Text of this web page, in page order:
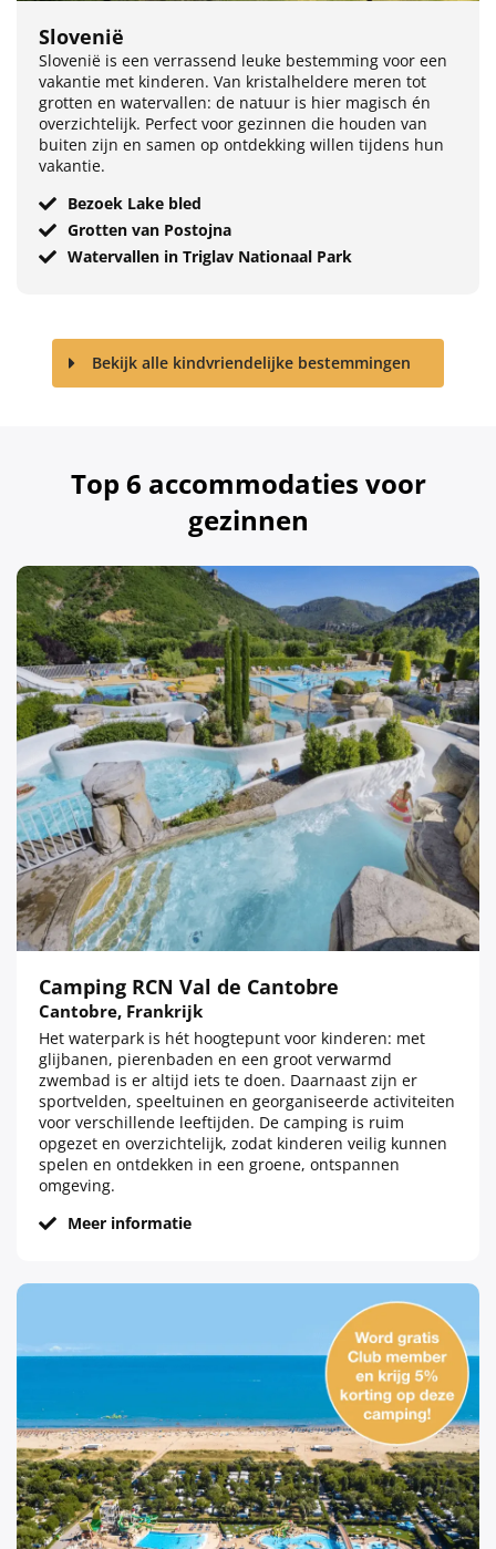
Slovenië
Slovenië is een verrassend leuke bestemming voor een
vakantie met kinderen. Van kristalheldere meren tot
grotten en watervallen: de natuur is hier magisch én
overzichtelijk. Perfect voor gezinnen die houden van
buiten zijn en samen op ontdekking willen tijdens hun
vakantie.
Bezoek Lake bled
Grotten van Postojna
Watervallen in Triglav Nationaal Park
Bekijk alle kindvriendelijke bestemmingen
Top 6 accommodaties voor
gezinnen
Camping RCN Val de Cantobre
Cantobre, Frankrijk
Het waterpark is hét hoogtepunt voor kinderen: met
glijbanen, pierenbaden en een groot verwarmd
zwembad is er altijd iets te doen. Daarnaast zijn er
sportvelden, speeltuinen en georganiseerde activiteiten
voor verschillende leeftijden. De camping is ruim
opgezet en overzichtelijk, zodat kinderen veilig kunnen
spelen en ontdekken in een groene, ontspannen
omgeving.
Meer informatie